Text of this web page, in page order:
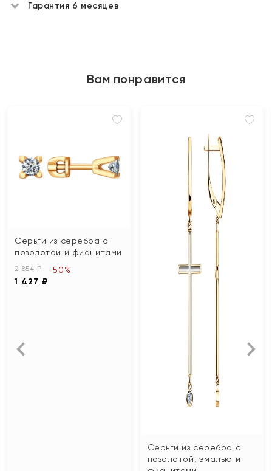
Гарантия 6 месяцев
Вам понравится
Серьги из серебра с
позолотой и фианитами
2 854 ₽
1 427 ₽
-50%
Серьги из серебра с
позолотой, эмалью и